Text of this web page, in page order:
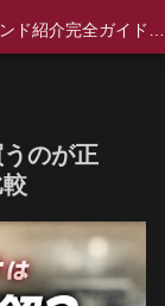
のが正